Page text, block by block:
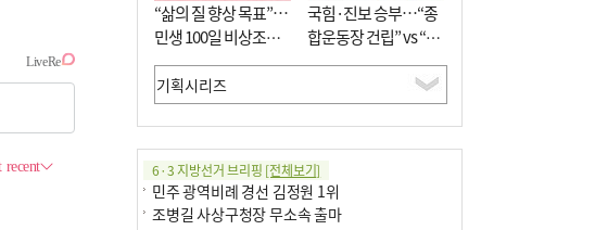
“삶의 질 향상 목표”…
민생 100일 비상조치
면밀 심사
국힘·진보 승부…“종
합운동장 건립” vs “출
근 공공버스 도입”
6·3 지방선거 브리핑 [전체보기]
민주 광역비례 경선 김정원 1위
조병길 사상구청장 무소속 출마